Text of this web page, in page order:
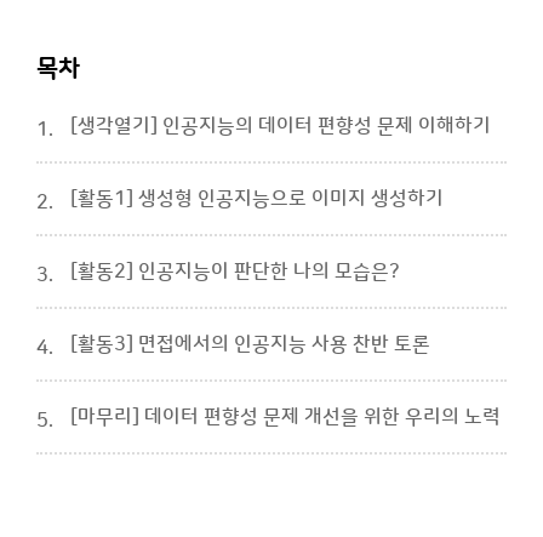
목차
1. [생각열기] 인공지능의 데이터 편향성 문제 이해하기
2. [활동1] 생성형 인공지능으로 이미지 생성하기
3. [활동2] 인공지능이 판단한 나의 모습은?
4. [활동3] 면접에서의 인공지능 사용 찬반 토론
5. [마무리] 데이터 편향성 문제 개선을 위한 우리의 노력